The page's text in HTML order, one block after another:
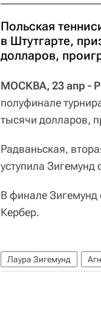
Польская
в Штутгарте,
долларов,
МОСКВА, 23 апр -
полуфинале
тысячи долларов,
Радваньская,
уступила
В финале Зигемунд
Кербер.
Лаура Зигемунд